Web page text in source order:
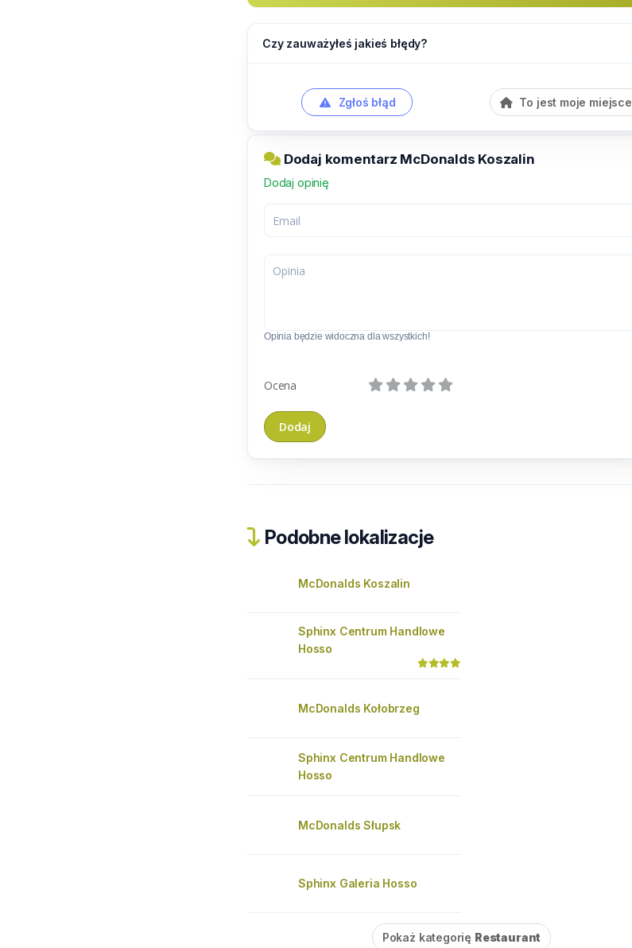
Czy zauważyłeś jakieś błędy?
Zgłoś błąd To jest moje miejsce
Dodaj komentarz McDonalds Koszalin
Dodaj opinię
Opinia będzie widoczna dla wszystkich!
Ocena
Podobne lokalizacje
McDonalds Koszalin
Sphinx Centrum Handlowe
Hosso
McDonalds Kołobrzeg
Sphinx Centrum Handlowe
Hosso
McDonalds Słupsk
Sphinx Galeria Hosso
Pokaż kategorię Restaurant